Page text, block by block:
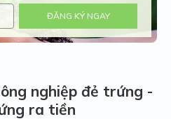
ĐĂNG KÝ NGAY
nghiệp đẻ trứng -
ra tiền